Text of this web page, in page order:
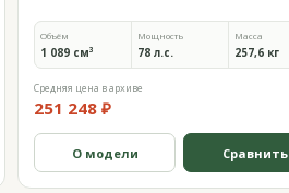
Объём
1 089 см³
Мощность
78 л.с.
Масса
257,6 кг
Средняя цена в архиве
251 248 ₽
О модели Сравнить